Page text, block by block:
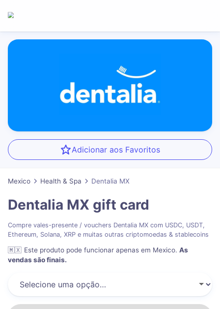
Adicionar aos Favoritos
Mexico Health & Spa Dentalia MX
Dentalia MX gift card
Compre vales-presente / vouchers Dentalia MX com USDC, USDT,
Ethereum, Solana, XRP e muitas outras criptomoedas & stablecoins
🇲🇽 Este produto pode funcionar apenas em Mexico. As
vendas são finais.